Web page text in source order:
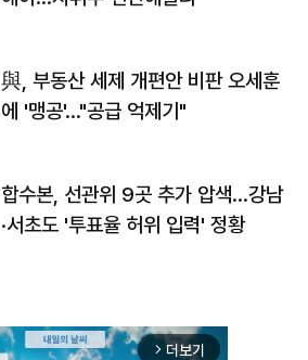
與, 부동산 세제 개편안 비판 오세훈
에 '맹공'…"공급 억제기"
합수본, 선관위 9곳 추가 압색…강남
·서초도 '투표율 허위 입력' 정황
arrow_forward_ios 더보기